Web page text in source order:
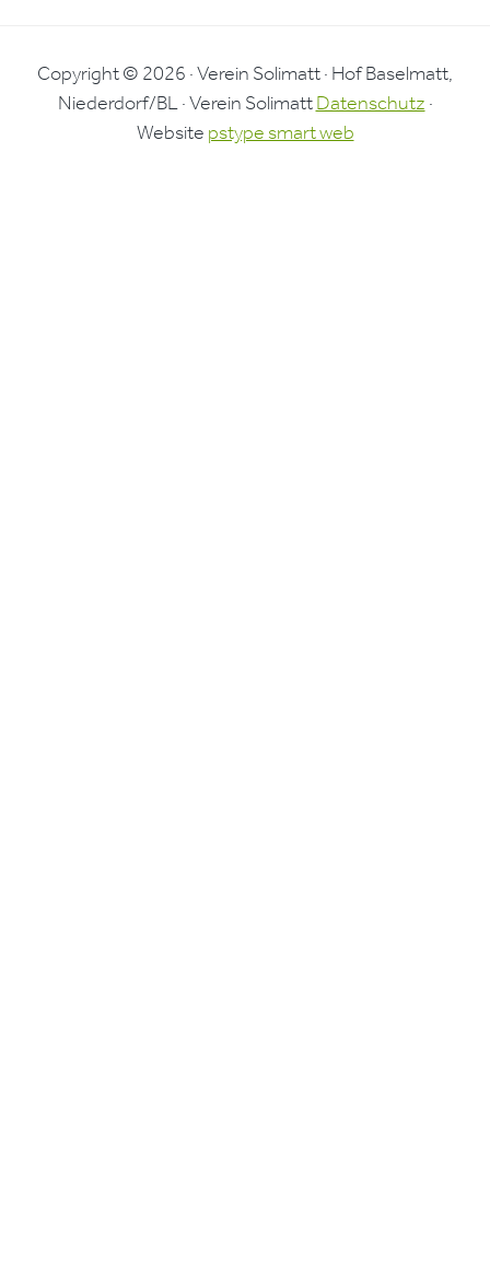
Copyright © 2026 · Verein Solimatt · Hof Baselmatt,
Niederdorf/BL · Verein SolimattDatenschutz ·
Website pstype smart web